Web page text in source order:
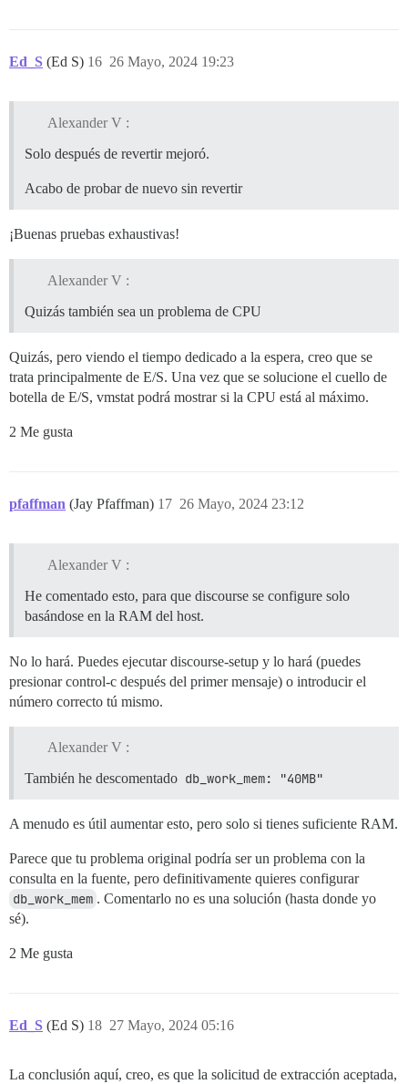
Ed_S (Ed S) 26 Mayo, 2024 19:23
16
Alexander V :
Solo después de revertir mejoró.
Acabo de probar de nuevo sin revertir
¡Buenas pruebas exhaustivas!
Alexander V :
Quizás también sea un problema de CPU
Quizás, pero viendo el tiempo dedicado a la espera, creo que se
trata principalmente de E/S. Una vez que se solucione el cuello de
botella de E/S, vmstat podrá mostrar si la CPU está al máximo.
2 Me gusta
pfaffman (Jay Pfaffman) 26 Mayo, 2024 23:12
17
Alexander V :
He comentado esto, para que discourse se configure solo
basándose en la RAM del host.
No lo hará. Puedes ejecutar discourse-setup y lo hará (puedes
presionar control-c después del primer mensaje) o introducir el
número correcto tú mismo.
Alexander V :
También he descomentado db_work_mem: "40MB"
A menudo es útil aumentar esto, pero solo si tienes suficiente RAM.
Parece que tu problema original podría ser un problema con la
consulta en la fuente, pero definitivamente quieres configurar
db_work_mem . Comentarlo no es una solución (hasta donde yo
sé).
2 Me gusta
Ed_S (Ed S) 27 Mayo, 2024 05:16
18
La conclusión aquí, creo, es que la solicitud de extracción aceptada,